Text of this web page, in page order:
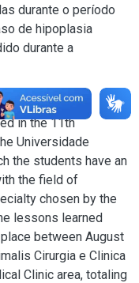
durante o período
de hipoplasia
durante a
in the 11th
Universidade
the students have an
the field of
chosen by the
lessons learned
between August
Cirurgia e Clinica
Clinic area, totaling